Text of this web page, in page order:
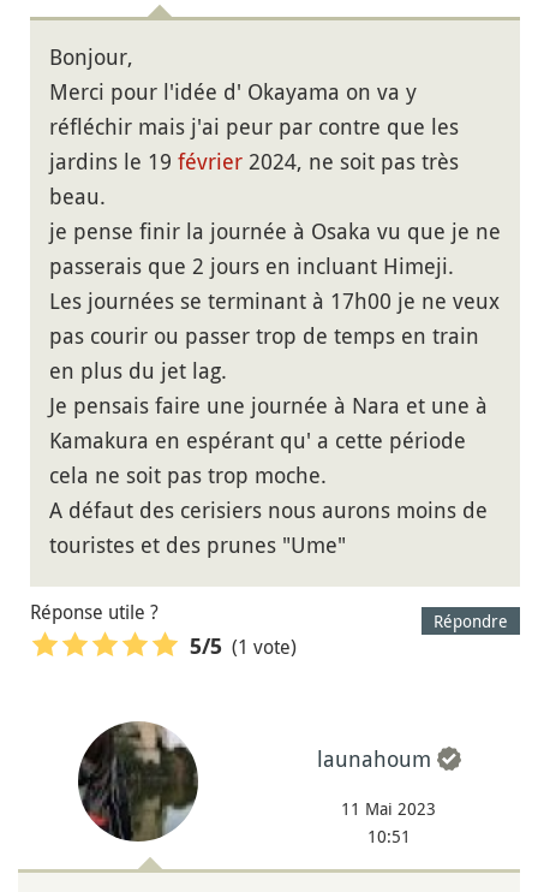
Bonjour,
Merci pour l'idée d' Okayama on va y
réfléchir mais j'ai peur par contre que les
jardins le 19 février 2024, ne soit pas très
beau.
je pense finir la journée à Osaka vu que je ne
passerais que 2 jours en incluant Himeji.
Les journées se terminant à 17h00 je ne veux
pas courir ou passer trop de temps en train
en plus du jet lag.
Je pensais faire une journée à Nara et une à
Kamakura en espérant qu' a cette période
cela ne soit pas trop moche.
A défaut des cerisiers nous aurons moins de
touristes et des prunes "Ume"
Répondre
Réponse utile ?
5/5 (1 vote)
launahoum
11 Mai 2023
10:51